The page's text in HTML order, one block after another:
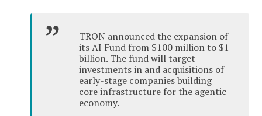
TRON announced the expansion of
its AI Fund from $100 million to $1
billion. The fund will target
investments in and acquisitions of
early-stage companies building
core infrastructure for the agentic
economy.